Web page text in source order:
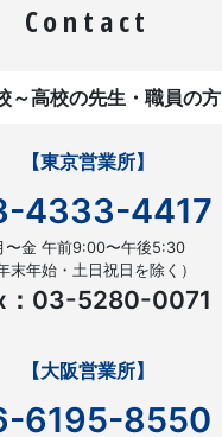
Contact
～高校の先生・職員の方
【東京営業所】
4333-4417
〜金 午前9:00〜午後5:30
年末年始・土日祝日を除く）
：03-5280-0071
【大阪営業所】
6195-8550